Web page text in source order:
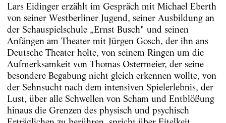
Lars Eidinger erzählt im Gespräch mit Michael Eberth
von seiner Westberliner Jugend, seiner Ausbildung an
der Schauspielschule „Ernst Busch" und seinen
Anfängen am Theater mit Jürgen Gosch, der ihn ans
Deutsche Theater holte, von seinem Ringen um die
Aufmerksamkeit von Thomas Ostermeier, der seine
besondere Begabung nicht gleich erkennen wollte, von
der Sehnsucht nach dem intensiven Spielerlebnis, der
Lust, über alle Schwellen von Scham und Entblößung
hinaus die Grenzen des physisch und psychisch